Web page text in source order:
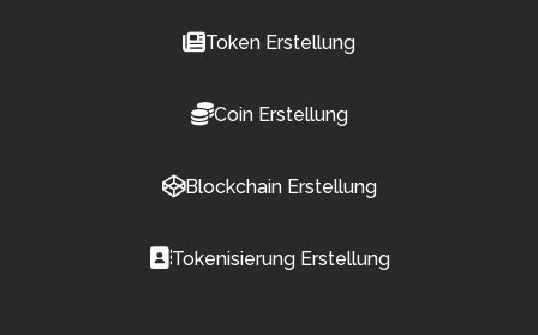
Token Erstellung
Coin Erstellung
Blockchain Erstellung
Tokenisierung Erstellung